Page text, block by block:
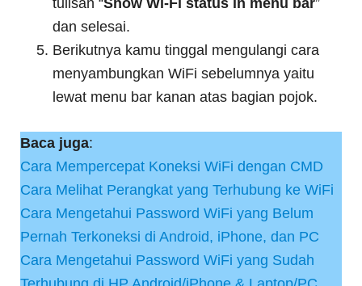
tulisan “Show Wi-Fi status in menu bar”
dan selesai.
Berikutnya kamu tinggal mengulangi cara
menyambungkan WiFi sebelumnya yaitu
lewat menu bar kanan atas bagian pojok.
Baca juga:
Cara Mempercepat Koneksi WiFi dengan CMD
Cara Melihat Perangkat yang Terhubung ke WiFi
Cara Mengetahui Password WiFi yang Belum
Pernah Terkoneksi di Android, iPhone, dan PC
Cara Mengetahui Password WiFi yang Sudah